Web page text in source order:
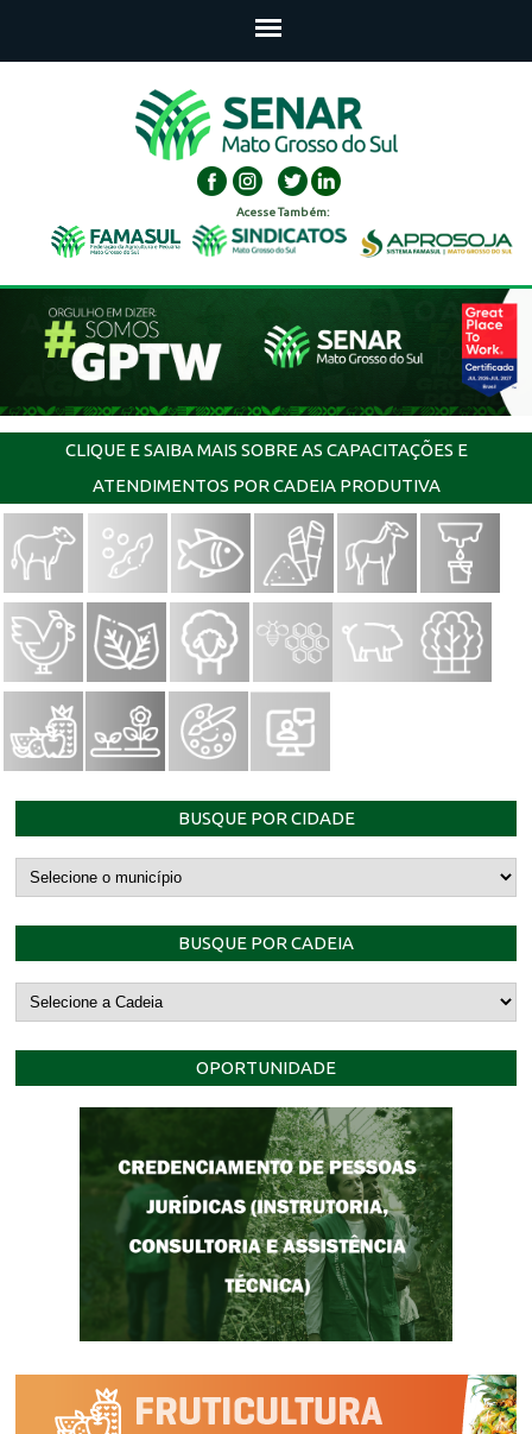
Acesse Também:
CLIQUE E SAIBA MAIS SOBRE AS CAPACITAÇÕES E
ATENDIMENTOS POR CADEIA PRODUTIVA
BUSQUE POR CIDADE
BUSQUE POR CADEIA
OPORTUNIDADE